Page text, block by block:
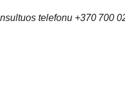
telefonu +370 700